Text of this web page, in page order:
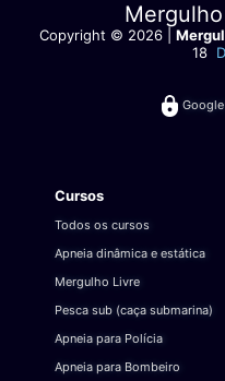
Copyright © 2026 |
18
Cursos
Todos os cursos
Apneia dinâmica e estática
Mergulho Livre
Pesca sub (caça submarina)
Apneia para Polícia
Apneia para Bombeiro